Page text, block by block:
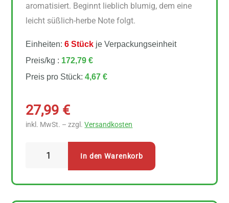
aromatisiert. Beginnt lieblich blumig, dem eine
leicht süßlich-herbe Note folgt.
Einheiten:6 Stück je Verpackungseinheit
Preis/kg : 172,79 €
Preis pro Stück:4,67 €
27,99 €
inkl. MwSt. – zzgl.Versandkosten
In den Warenkorb